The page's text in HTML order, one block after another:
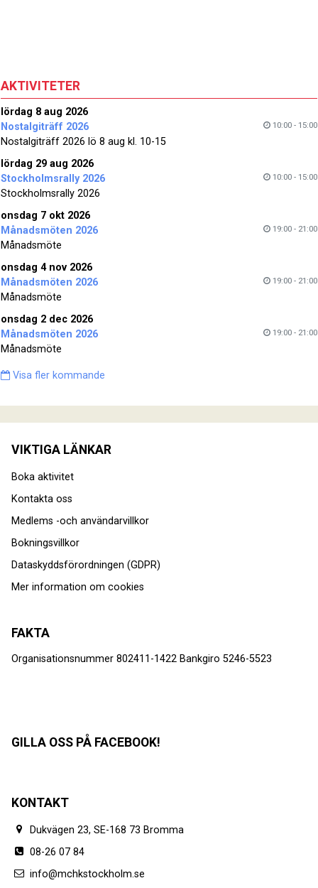
AKTIVITETER
lördag 8 aug 2026
Nostalgiträff 2026
10:00 - 15:00
Nostalgiträff 2026 lö 8 aug kl. 10-15
lördag 29 aug 2026
Stockholmsrally 2026
10:00 - 15:00
Stockholmsrally 2026
onsdag 7 okt 2026
Månadsmöten 2026
19:00 - 21:00
Månadsmöte
onsdag 4 nov 2026
Månadsmöten 2026
19:00 - 21:00
Månadsmöte
onsdag 2 dec 2026
Månadsmöten 2026
19:00 - 21:00
Månadsmöte
Visa fler kommande
VIKTIGA LÄNKAR
Boka aktivitet
Kontakta oss
Medlems -och användarvillkor
Bokningsvillkor
Dataskyddsförordningen (GDPR)
Mer information om cookies
FAKTA
Organisationsnummer 802411-1422 Bankgiro 5246-5523
GILLA OSS PÅ FACEBOOK!
KONTAKT
Dukvägen 23, SE-168 73 Bromma
08-26 07 84
info@mchkstockholm.se